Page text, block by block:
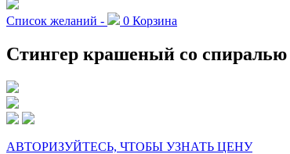
Список желаний - 0 Корзина
Стингер крашеный со
АВТОРИЗУЙТЕСЬ, ЧТОБЫ УЗНАТЬ ЦЕНУ